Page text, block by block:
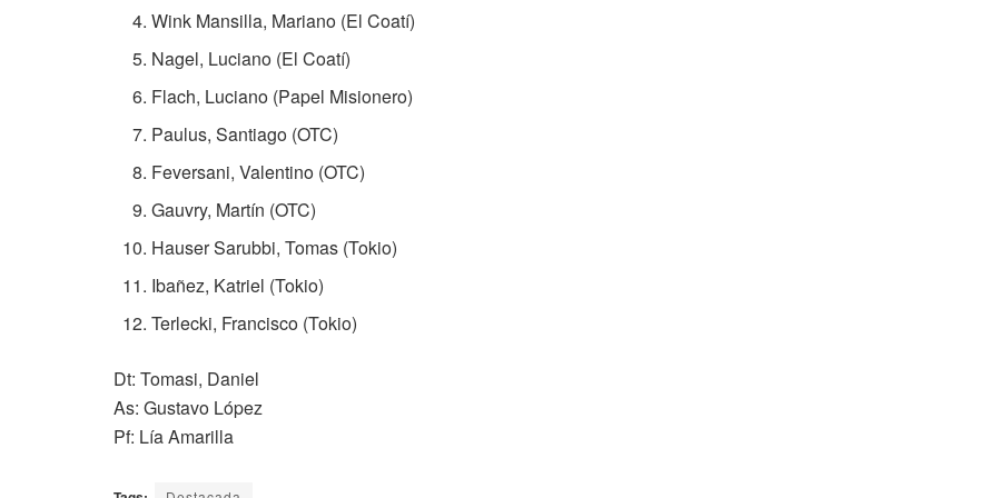
Wink Mansilla, Mariano (El Coatí)
Nagel, Luciano (El Coatí)
Flach, Luciano (Papel Misionero)
Paulus, Santiago (OTC)
Feversani, Valentino (OTC)
Gauvry, Martín (OTC)
Hauser Sarubbi, Tomas (Tokio)
Ibañez, Katriel (Tokio)
Terlecki, Francisco (Tokio)
Dt: Tomasi, Daniel
As: Gustavo López
Pf: Lía Amarilla